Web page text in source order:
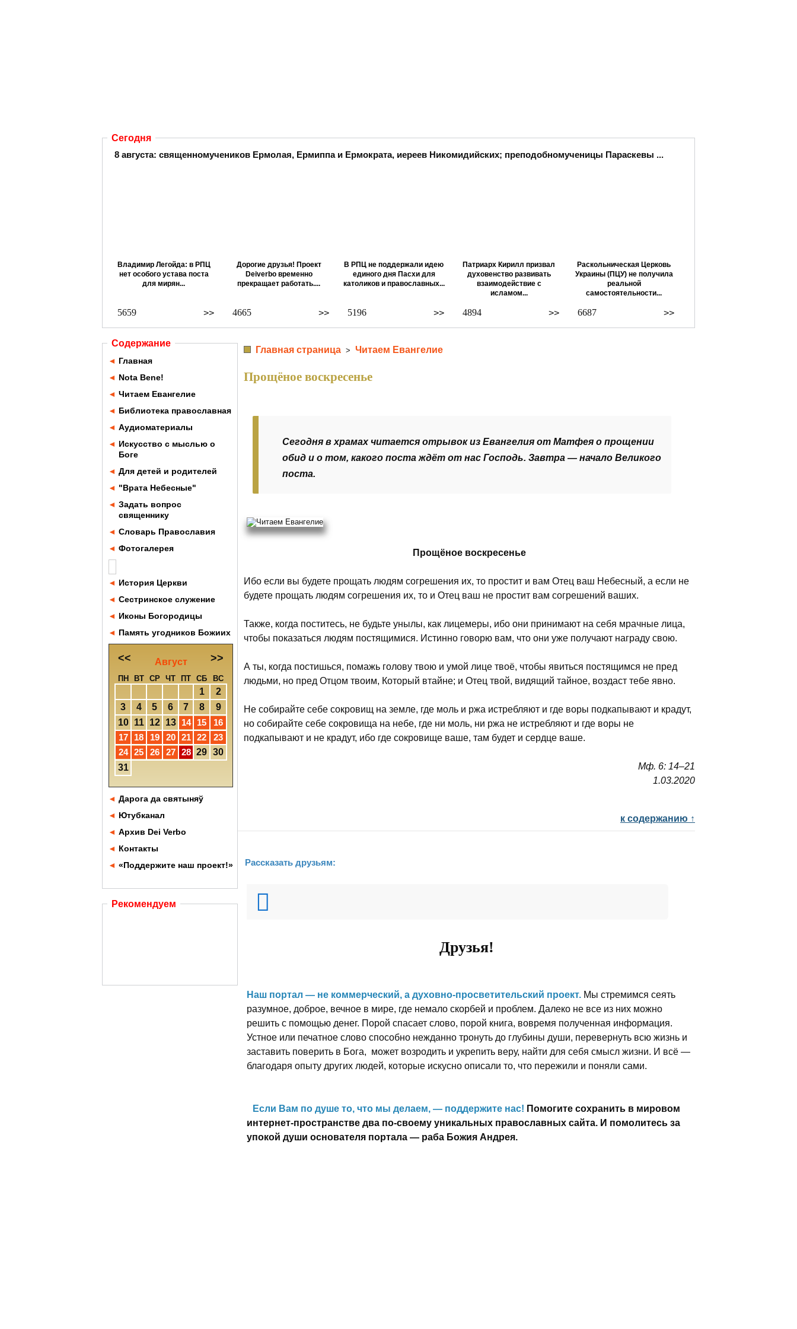
Сегодня
8 августа: священномучеников Ермолая, Ермиппа и Ермократа, иереев Никомидийских; преподобномученицы Параскевы ...
Владимир Легойда: в РПЦ
нет особого устава поста
для мирян...
>>
5659
Дорогие друзья! Проект
Deiverbo временно
прекращает работать....
>>
4665
В РПЦ не поддержали идею
единого дня Пасхи для
католиков и православных...
>>
5196
Патриарх Кирилл призвал
духовенство развивать
взаимодействие с
исламом...
>>
4894
Раскольническая Церковь
Украины (ПЦУ) не получила
реальной
самостоятельности...
>>
6687
Содержание
◄ Главная
◄ Nota Bene!
◄ Читаем Евангелие
◄ Библиотека православная
◄ Аудиоматериалы
◄ Искусство с мыслью о
Боге
◄ Для детей и родителей
◄ "Врата Небесные"
◄ Задать вопрос
священнику
◄ Словарь Православия
◄ Фотогалерея
◄ История Церкви
◄ Сестринское служение
◄ Иконы Богородицы
◄ Память угодников Божиих
<< >>
Август
ПН ВТ СР ЧТ ПТ СБ ВС
1
2
3
4 5 6 7 8
9
10
11 12 13 14 15
16
17
18 19 20 21 22
23
24
25 26 27 28 29 30
31
◄ Дарога да святыняў
◄ Ютубканал
◄ Архив Dei Verbo
◄ Контакты
◄ «Поддержите наш проект!»
Рекомендуем
Главная страница > Читаем Евангелие
Прощёное воскресенье
Сегодня в храмах читается отрывок из Евангелия от Матфея о прощении
обид и о том, какого поста ждёт от нас Господь. Завтра — начало Великого
поста.
Прощёное воскресенье
Ибо если вы будете прощать людям согрешения их, то простит и вам Отец ваш Небесный, а если не
будете прощать людям согрешения их, то и Отец ваш не простит вам согрешений ваших.
Также, когда поститесь, не будьте унылы, как лицемеры, ибо они принимают на себя мрачные лица,
чтобы показаться людям постящимися. Истинно говорю вам, что они уже получают награду свою.
А ты, когда постишься, помажь голову твою и умой лице твоё, чтобы явиться постящимся не пред
людьми, но пред Отцом твоим, Который втайне; и Отец твой, видящий тайное, воздаст тебе явно.
Не собирайте себе сокровищ на земле, где моль и ржа истребляют и где воры подкапывают и крадут,
но собирайте себе сокровища на небе, где ни моль, ни ржа не истребляют и где воры не
подкапывают и не крадут, ибо где сокровище ваше, там будет и сердце ваше.
Мф. 6: 14–21
1.03.2020
к содержанию ↑
Рассказать друзьям:
Друзья!
Наш портал — не коммерческий, а духовно-просветительский проект. Мы стремимся сеять
разумное, доброе, вечное в мире, где немало скорбей и проблем. Далеко не все из них можно
решить с помощью денег. Порой спасает слово, порой книга, вовремя полученная информация.
Устное или печатное слово способно нежданно тронуть до глубины души, перевернуть всю жизнь и
заставить поверить в Бога, может возродить и укрепить веру, найти для себя смысл жизни. И всё —
благодаря опыту других людей, которые искусно описали то, что пережили и поняли сами.
Если Вам по душе то, что мы делаем, — поддержите нас! Помогите сохранить в мировом
интернет-пространстве два по-своему уникальных православных сайта. И помолитесь за
упокой души основателя портала — раба Божия Андрея.